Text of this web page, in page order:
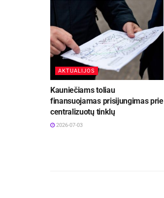
AKTUALIJOS
Kauniečiams toliau
finansuojamas prisijungimas prie
centralizuotų tinklų
2026-07-03